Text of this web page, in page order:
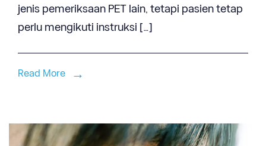
jenis pemeriksaan PET lain, tetapi pasien tetap
perlu mengikuti instruksi […]
Read More